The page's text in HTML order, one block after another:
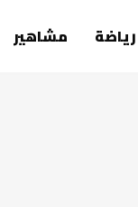
رياضة مشاهير